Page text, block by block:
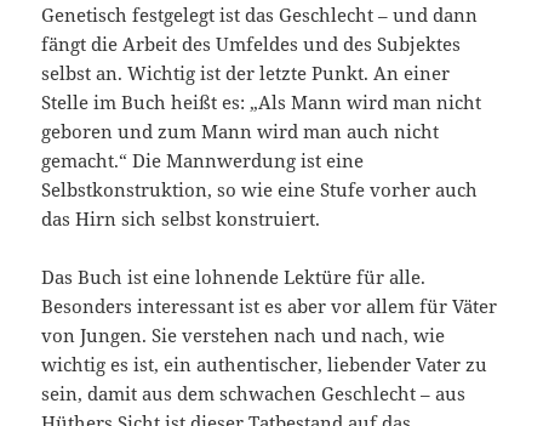
Genetisch festgelegt ist das Geschlecht – und dann
fängt die Arbeit des Umfeldes und des Subjektes
selbst an. Wichtig ist der letzte Punkt. An einer
Stelle im Buch heißt es: „Als Mann wird man nicht
geboren und zum Mann wird man auch nicht
gemacht.“ Die Mannwerdung ist eine
Selbstkonstruktion, so wie eine Stufe vorher auch
das Hirn sich selbst konstruiert.
Das Buch ist eine lohnende Lektüre für alle.
Besonders interessant ist es aber vor allem für Väter
von Jungen. Sie verstehen nach und nach, wie
wichtig es ist, ein authentischer, liebender Vater zu
sein, damit aus dem schwachen Geschlecht – aus